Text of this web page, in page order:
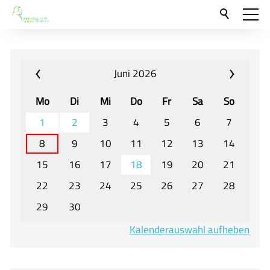
Neu hier?
Für Eltern und Schüler
Willkommen
Veranstaltungen und Termine
Unser Unterricht - Fachcurricula
Unsere Konzepte
Downloads
Unter-, Mittel und Oberstufe
Juni 2026
Mo
Di Mi Do Fr Sa
So
1
2 3 4 5 6
7
8
9 10 11 12 13
14
15
16 17 18 19 20
21
22
23 24 25 26 27
28
29
30
Kalenderauswahl aufheben